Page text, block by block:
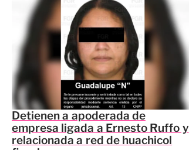
Detienen a apoderada de
empresa ligada a Ernesto Ruffo y
relacionada a red de huachicol